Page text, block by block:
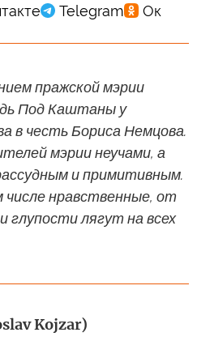
пражской мэрии
Под Каштаны у
в честь Бориса Немцова.
мэрии неучами, а
и примитивным.
нравственные, от
глупости лягут на всех
Kojzar)